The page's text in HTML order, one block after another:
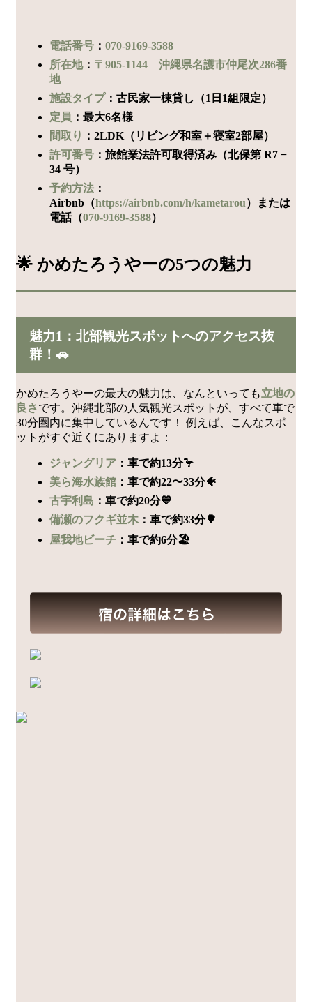
電話番号 ： 070-9169-3588
所在地： 〒905-1144 沖縄県名護市仲尾次286番
地
施設タイプ：古民家一棟貸し（1日1組限定）
定員 ：最大6名様
間取り ：2LDK（リビング和室＋寝室2部屋）
許可番号 ：旅館業法許可取得済み（北保第 R7 −
34 号）
予約方法 ：
Airbnb（https://airbnb.com/h/kametarou）または
電話（070-9169-3588）
🌟 かめたろうやーの5つの魅力
魅力1：北部観光スポットへのアクセス抜
群！🚗
かめたろうやーの最大の魅力は、なんといっても立地の
良さです。沖縄北部の人気観光スポットが、すべて車で
30分圏内に集中しているんです！ 例えば、こんなスポ
ットがすぐ近くにありますよ：
ジャングリア ：車で約13分🦩
美ら海水族館 ：車で約22〜33分🐠
古宇利島 ：車で約20分💙
備瀬のフクギ並木 ：車で約33分🌳
屋我地ビーチ ：車で約6分🏖️